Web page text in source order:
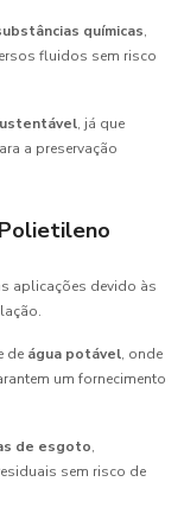
químicas,
fluidos sem risco
, já que
a preservação
aplicações devido às
de água potável, onde
um fornecimento
de esgoto,
sem risco de